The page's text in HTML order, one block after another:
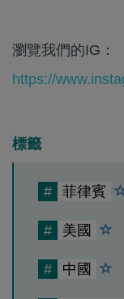
瀏覽我們的IG：
https://
標籤
# 菲律賓
# 美國
# 中國